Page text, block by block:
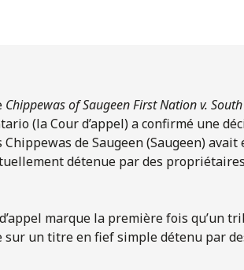
Chippewas of Saugeen First Nation v.
(la Cour d’appel) a confirmé une
de Saugeen (Saugeen)
détenue par des
marque la première fois qu’un
sur un titre en fief simple détenu par